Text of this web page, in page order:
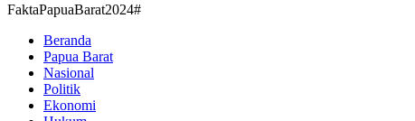
FaktaPapuaBarat2024#
Beranda
Papua Barat
Nasional
Politik
Ekonomi